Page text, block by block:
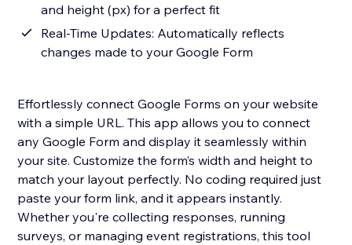
and height (px) for a perfect fit
Real-Time Updates: Automatically reflects
changes made to your Google Form
Effortlessly connect Google Forms on your website
with a simple URL. This app allows you to connect
any Google Form and display it seamlessly within
your site. Customize the form’s width and height to
match your layout perfectly. No coding required just
paste your form link, and it appears instantly.
Whether you're collecting responses, running
surveys, or managing event registrations, this tool